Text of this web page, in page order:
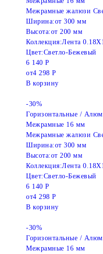
Межрамные жалюзи
Ширина:от 300 мм
Высота:от 200 мм
Коллекция:Лента
Цвет:Светло-Бежевый
6 140 Р
от4 298 Р
В корзину
-30%
Горизонтальные /
Межрамные 16 мм
Межрамные жалюзи
Ширина:от 300 мм
Высота:от 200 мм
Коллекция:Лента
Цвет:Светло-Бежевый
6 140 Р
от4 298 Р
В корзину
-30%
Горизонтальные /
Межрамные 16 мм